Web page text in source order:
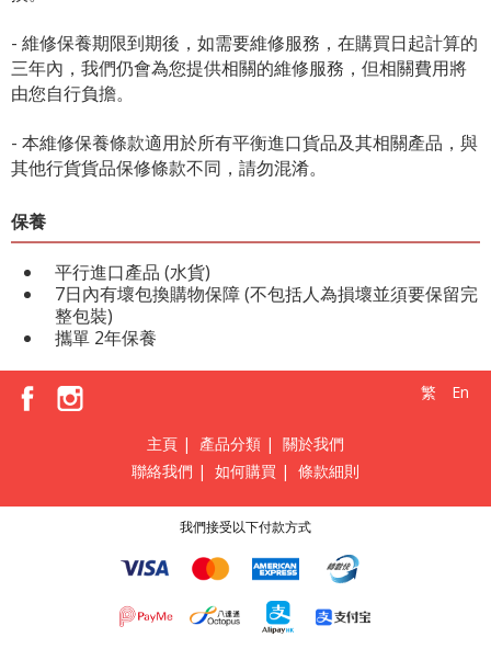
- 維修保養期限到期後，如需要維修服務，在購買日起計算的
三年內，我們仍會為您提供相關的維修服務，但相關費用將
由您自行負擔。
- 本維修保養條款適用於所有平衡進口貨品及其相關產品，與
其他行貨貨品保修條款不同，請勿混淆。
保養
平行進口產品 (水貨)
7日內有壞包換購物保障 (不包括人為損壞並須要保留完
整包裝)
攜單 2年保養
繁 En
主頁 | 產品分類 | 關於我們
聯絡我們 | 如何購買 | 條款細則
我們接受以下付款方式